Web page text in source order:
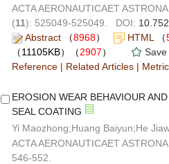
ACTA AERONAUTICAET
(11): 525049-525049. DOI:
Abstract （8968） HTML （
（11105KB）（2907）
Save
Reference | Related Articles |
EROSION WEAR BEHAVIOUR
SEAL COATING
Yi Maozhong;Huang Baiyun;He
ACTA AERONAUTICAET
546-552.